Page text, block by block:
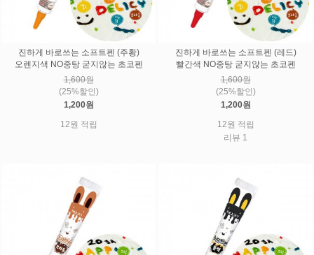
진하게 바로쓰는 소프트펜 (주황)
오렌지색 NO중탕 굳지않는 초코펜
1,600원
(25%할인)
1,200원
12원 적립
진하게 바로쓰는 소프트펜 (레드)
빨간색 NO중탕 굳지않는 초코펜
1,600원
(25%할인)
1,200원
12원 적립
리뷰 1